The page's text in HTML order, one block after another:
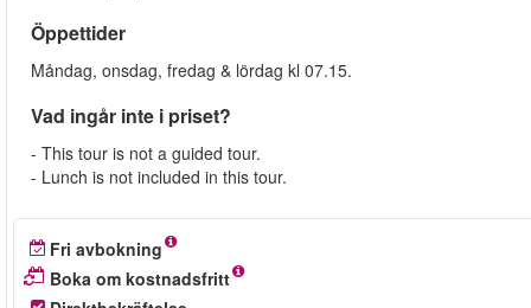
Öppettider
Måndag, onsdag, fredag & lördag kl 07.15.
Vad ingår inte i priset?
- This tour is not a guided tour.
- Lunch is not included in this tour.
Fri avbokning
Boka om kostnadsfritt